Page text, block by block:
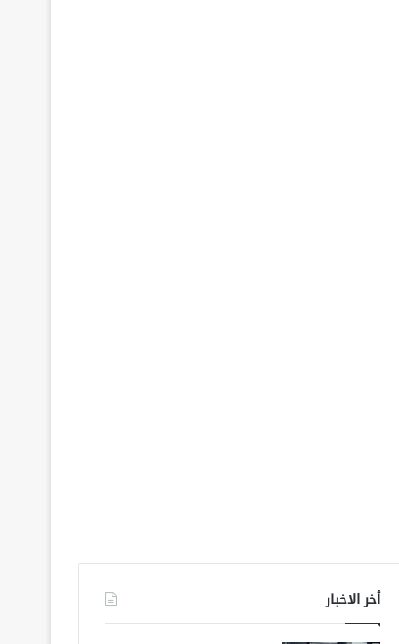
أخر الاخبار